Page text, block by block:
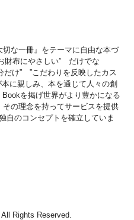
な一冊』をテーマに自由な本づ
財布にやさしい” だけでな
け” ”こだわりを反映したカス
に親しみ、本を通じて人々の創
を掲げ世界がより豊かになる
の理念を持ってサービスを提供
自のコンセプトを確立していま
All Rights Reserved.